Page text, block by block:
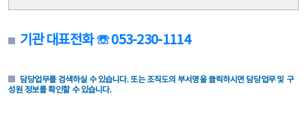
기관 대표전화 ☏ 053-230-1114
담당업무를 검색하실 수 있습니다. 또는 조직도의 부서명을 클릭하시면 담당업무 및 구
성원 정보를 확인할 수 있습니다.